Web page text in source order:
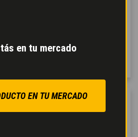
en tu mercado
EN TU MERCADO